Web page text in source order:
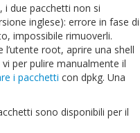
due pacchetti non si
inglese): errore in fase di
impossibile rimuoverli.
l’utente root, aprire una shell
vi per pulire manualmente il
i pacchetti con dpkg. Una
sono disponibili per il